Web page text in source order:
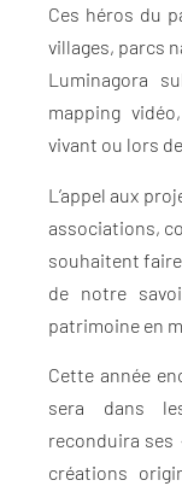
Ces héros du
villages, parcs
Luminagora
mapping
vivant ou lors
L’appel aux
associations,
souhaitent
de notre
patrimoine en
Cette année
sera dans
reconduira ses
créations